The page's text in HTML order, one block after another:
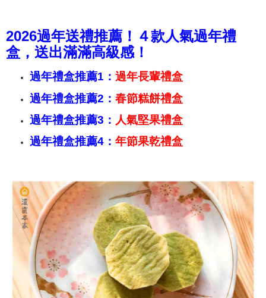
2026過年送禮推薦！４款人氣過年禮
盒，送出滿滿高級感！
過年禮盒推薦1： 過年長輩禮盒
過年禮盒推薦2： 春節糕餅禮盒
過年禮盒推薦3： 人氣堅果禮盒
過年禮盒推薦4： 年節果乾禮盒